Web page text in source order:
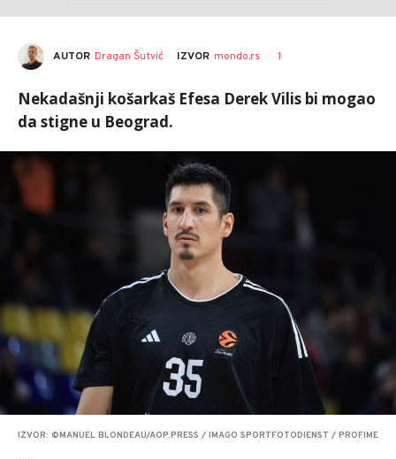
AUTOR Dragan Šutvić IZVOR mondo.rs 1
Nekadašnji košarkaš Efesa Derek Vilis bi mogao
da stigne u Beograd.
IZVOR: ©MANUEL BLONDEAU/AOP.PRESS / IMAGO SPORTFOTODIENST / PROFIME